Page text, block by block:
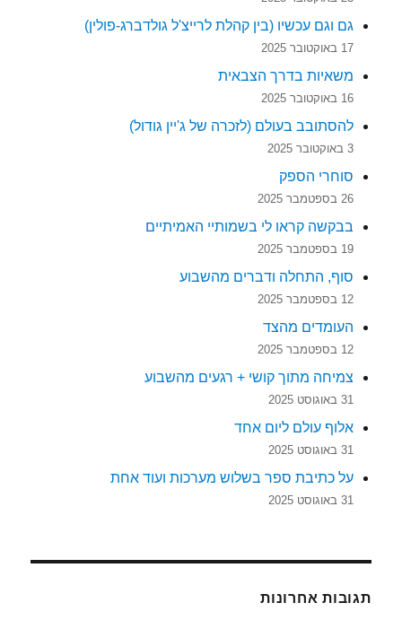
גם וגם עכשיו (בין קהלת לרייצ'ל גולדברג-פולין)
17 באוקטובר 2025
משאיות בדרך הצבאית
16 באוקטובר 2025
להסתובב בעולם (לזכרה של ג'יין גודול)
3 באוקטובר 2025
סוחרי הספק
26 בספטמבר 2025
בבקשה קראו לי בשמותיי האמיתיים
19 בספטמבר 2025
סוף, התחלה ודברים מהשבוע
12 בספטמבר 2025
העומדים מהצד
12 בספטמבר 2025
צמיחה מתוך קושי + רגעים מהשבוע
31 באוגוסט 2025
אלוף עולם ליום אחד
31 באוגוסט 2025
על כתיבת ספר בשלוש מערכות ועוד אחת
31 באוגוסט 2025
תגובות אחרונות